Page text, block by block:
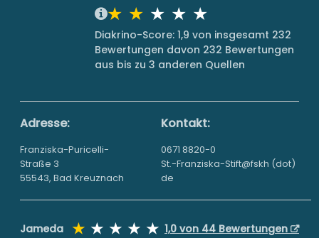
Diakrino-Score: 1,9 von insgesamt 232
Bewertungen davon 232 Bewertungen
aus bis zu 3 anderen Quellen
Adresse:
Franziska-Puricelli-
Straße 3
55543, Bad Kreuznach
Kontakt:
0671 8820-0
St.-Franziska-Stift@fskh (dot)
de
Jameda 1,0 von 44 Bewertungen